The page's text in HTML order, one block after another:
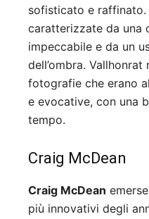
sofisticato e raffinato.
caratterizzate da una
impeccabile e da un
dell’ombra.
fotografie che erano
e evocative, con una
tempo.
Craig McDean
Craig McDean
più innovativi degli